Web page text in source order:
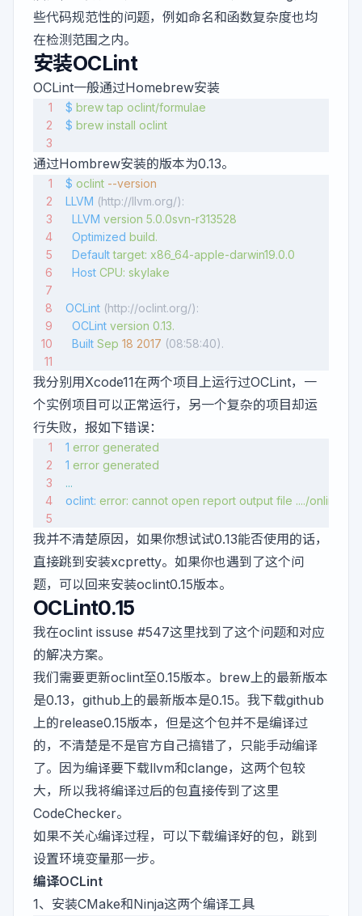
些代码规范性的问题，例如命名和函数复杂度也均
在检测范围之内。
安装OCLint
OCLint一般通过Homebrew安装
$ brew tap oclint/formulae
$ brew install oclint
通过Hombrew安装的版本为0.13。
$ oclint --version
LLVM (http://llvm.org/):
  LLVM
version 5.0.0svn-r313528
  Optimized
build.
  Default
target: x86_64-apple-darwin19.0.0
  Host
CPU: skylake
OCLint (http://oclint.org/):
  OCLint
version 0.13.
  Built
Sep 18 2017 (08:58:40).
我分别用Xcode11在两个项目上运行过OCLint，一
个实例项目可以正常运行，另一个复杂的项目却运
行失败，报如下错误：
1 error generated
1 error generated
...
oclint: error: cannot open report output file ..../
我并不清楚原因，如果你想试试0.13能否使用的话，
直接跳到安装xcpretty。如果你也遇到了这个问
题，可以回来安装oclint0.15版本。
OCLint0.15
我在oclint issuse #547这里找到了这个问题和对应
的解决方案。
我们需要更新oclint至0.15版本。brew上的最新版本
是0.13，github上的最新版本是0.15。我下载github
上的release0.15版本，但是这个包并不是编译过
的，不清楚是不是官方自己搞错了，只能手动编译
了。因为编译要下载llvm和clange，这两个包较
大，所以我将编译过后的包直接传到了这里
CodeChecker。
如果不关心编译过程，可以下载编译好的包，跳到
设置环境变量那一步。
编译OCLint
1、安装CMake和Ninja这两个编译工具